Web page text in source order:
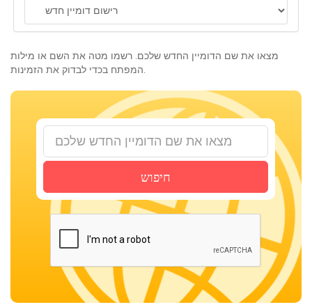
מצאו את שם הדומיין החדש שלכם. רשמו מטה את השם או מילות
המפתח בכדי לבדוק את הזמינות.
חיפוש